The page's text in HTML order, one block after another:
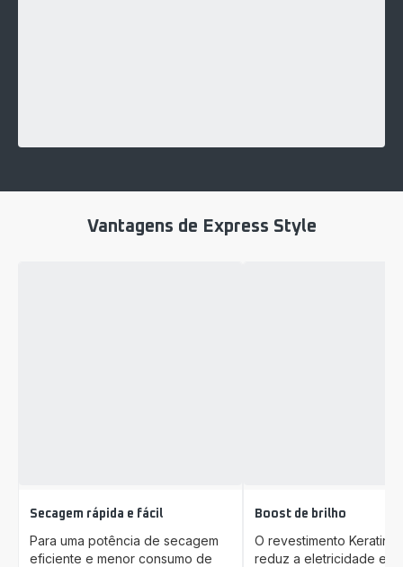
Vantagens de Express Style
Secagem rápida e fácil
Para uma potência de secagem
eficiente e menor consumo de
Boost de brilho
O revestimento Keratin
reduz a eletricidade